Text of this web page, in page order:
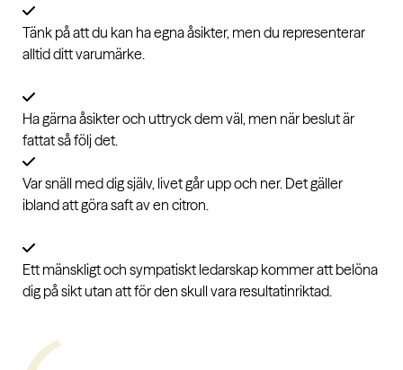
Tänk på att du kan ha egna åsikter, men du representerar
alltid ditt varumärke.
Ha gärna åsikter och uttryck dem väl, men när beslut är
fattat så följ det.
Var snäll med dig själv, livet går upp och ner. Det gäller
ibland att göra saft av en citron.
Ett mänskligt och sympatiskt ledarskap kommer att belöna
dig på sikt utan att för den skull vara resultatinriktad.